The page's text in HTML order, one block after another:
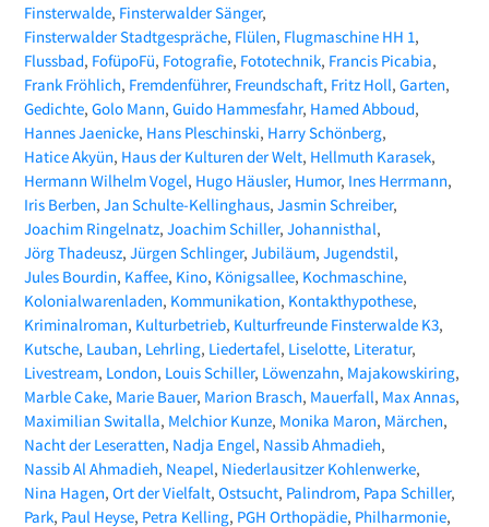
Finsterwalde Finsterwalder Sänger
Finsterwalder Stadtgespräche Flülen Flugmaschine HH 1
Flussbad FofüpoFü Fotografie Fototechnik Francis Picabia
Frank Fröhlich Fremdenführer Freundschaft Fritz Holl Garten
Gedichte Golo Mann Guido Hammesfahr Hamed Abboud
Hannes Jaenicke Hans Pleschinski Harry Schönberg
Hatice Akyün Haus der Kulturen der Welt Hellmuth Karasek
Hermann Wilhelm Vogel Hugo Häusler Humor Ines Herrmann
Iris Berben Jan Schulte-Kellinghaus Jasmin Schreiber
Joachim Ringelnatz Joachim Schiller Johannisthal
Jörg Thadeusz Jürgen Schlinger Jubiläum Jugendstil
Jules Bourdin Kaffee Kino Königsallee Kochmaschine
Kolonialwarenladen Kommunikation Kontakthypothese
Kriminalroman Kulturbetrieb Kulturfreunde Finsterwalde K3
Kutsche Lauban Lehrling Liedertafel Liselotte Literatur
Livestream London Louis Schiller Löwenzahn Majakowskiring
Marble Cake Marie Bauer Marion Brasch Mauerfall Max Annas
Maximilian Switalla Melchior Kunze Monika Maron Märchen
Nacht der Leseratten Nadja Engel Nassib Ahmadieh
Nassib Al Ahmadieh Neapel Niederlausitzer Kohlenwerke
Nina Hagen Ort der Vielfalt Ostsucht Palindrom Papa Schiller
Park Paul Heyse Petra Kelling PGH Orthopädie Philharmonie